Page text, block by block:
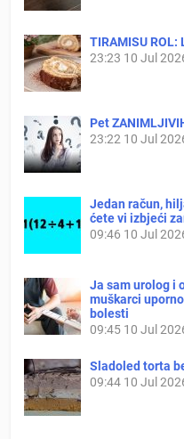
TIRAMISU
23:23 10 Jul
Pet
23:22 10 Jul
Jedan račun,
ćete vi izbjeći
09:46 10 Jul
Ja sam urolog i
muškarci
bolesti
09:45 10 Jul
Sladoled torta
09:44 10 Jul